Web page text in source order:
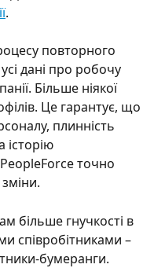
.
повторного
дані про робочу
Більше ніякої
Це гарантує, що
плинність
історію
точно
більше гнучкості в
співробітниками –
бумеранги.